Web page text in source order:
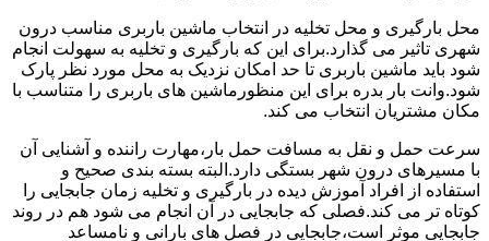
محل بارگیری و محل تخلیه در انتخاب ماشین باربری مناسب درون
شهری تاثیر می گذارد.برای این که بارگیری و تخلیه به سهولت انجام
شود باید ماشین باربری تا حد امکان نزدیک به محل مورد نظر پارک
شود.وانت بار بدره برای این منظورماشین های باربری را متناسب با
مکان مشتریان انتخاب می کند.
سرعت حمل و نقل به مسافت حمل بار،مهارت راننده و آشنایی آن
با مسیرهای درون شهر بستگی دارد.البته بسته بندی صحیح و
استفاده از افراد آموزش دیده در بارگیری و تخلیه زمان جابجایی را
کوتاه تر می کند.فصلی که جابجایی در آن انجام می شود هم در روند
جابجایی موثر است،جابجایی در فصل های بارانی و نامساعد